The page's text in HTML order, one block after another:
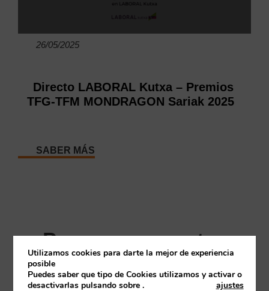
26/05/2025
Directo LABORAL Kutxa – Premios
TFG-TFM MONDRAGON Sariak 2025
SABER MÁS
Personas expertas
relacionadas con
Utilizamos cookies para darte la mejor de experiencia
posible
Puedes saber que tipo de Cookies utilizamos y activar o
desactivarlas pulsando sobre
ajustes
.